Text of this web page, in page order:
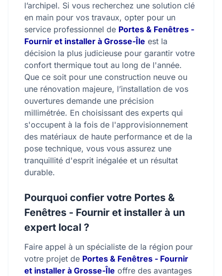
l’archipel. Si vous recherchez une solution clé
en main pour vos travaux, opter pour un
service professionnel de Portes & Fenêtres -
Fournir et installer à Grosse-Île est la
décision la plus judicieuse pour garantir votre
confort thermique tout au long de l'année.
Que ce soit pour une construction neuve ou
une rénovation majeure, l’installation de vos
ouvertures demande une précision
millimétrée. En choisissant des experts qui
s'occupent à la fois de l'approvisionnement
des matériaux de haute performance et de la
pose technique, vous vous assurez une
tranquillité d'esprit inégalée et un résultat
durable.
Pourquoi confier votre Portes &
Fenêtres - Fournir et installer à un
expert local ?
Faire appel à un spécialiste de la région pour
votre projet de Portes & Fenêtres - Fournir
et installer à Grosse-Île offre des avantages